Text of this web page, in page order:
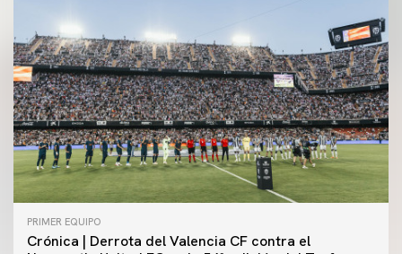
PRIMER EQUIPO
Crónica | Derrota del Valencia CF contra el